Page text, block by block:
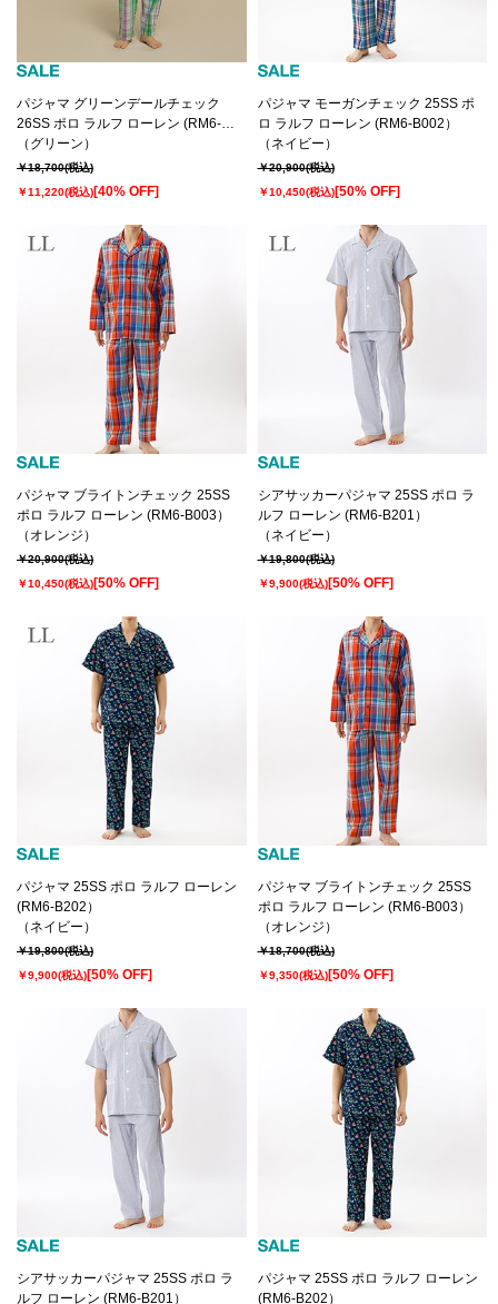
パジャマ グリーンデールチェック
26SS ポロ ラルフ ローレン (RM6-
D002）
（グリーン）
￥18,700(税込)
￥11,220(税込)[40% OFF]
パジャマ モーガンチェック 25SS ポ
ロ ラルフ ローレン (RM6-B002）
（ネイビー）
￥20,900(税込)
￥10,450(税込)[50% OFF]
パジャマ ブライトンチェック 25SS
ポロ ラルフ ローレン (RM6-B003）
（オレンジ）
￥20,900(税込)
￥10,450(税込)[50% OFF]
シアサッカーパジャマ 25SS ポロ ラ
ルフ ローレン (RM6-B201）
（ネイビー）
￥19,800(税込)
￥9,900(税込)[50% OFF]
パジャマ 25SS ポロ ラルフ ローレン
(RM6-B202）
（ネイビー）
￥19,800(税込)
￥9,900(税込)[50% OFF]
パジャマ ブライトンチェック 25SS
ポロ ラルフ ローレン (RM6-B003）
（オレンジ）
￥18,700(税込)
￥9,350(税込)[50% OFF]
シアサッカーパジャマ 25SS ポロ ラ
ルフ ローレン (RM6-B201）
パジャマ 25SS ポロ ラルフ ローレン
(RM6-B202）